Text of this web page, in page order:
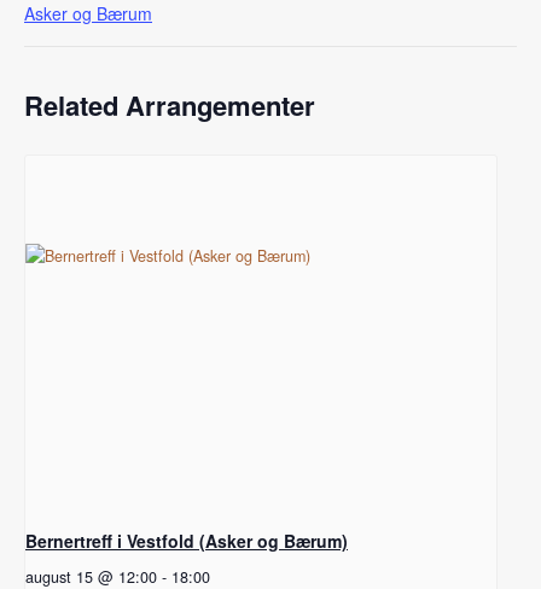
Asker og Bærum
Related Arrangementer
Bernertreff i Vestfold (Asker og Bærum)
august 15 @ 12:00 - 18:00